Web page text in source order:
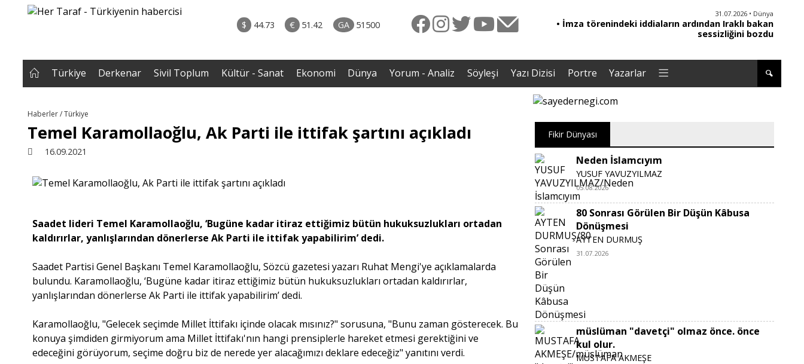
$ 44.73 € 51.42 GA 51500
- Analiz
• ERZENGİZ: Kaybettiğimiz İç Dünyanın Romanı / Davut
Gazi Benli
31.07.2026 • Dünya
• İmza törenindeki iddiaların ardından Iraklı bakan
sessizliğini bozdu
30.07.2026 • Türkiye
• Gelecek Partisi siyasi faaliyetlerini sonlandırdı
Türkiye Derkenar Sivil Toplum Kültür - Sanat Ekonomi Dünya Yorum - Analiz Söyleşi Yazı Dizisi Portre Yazarlar
Haberler / Türkiye
Temel Karamollaoğlu, Ak Parti ile ittifak şartını açıkladı
16.09.2021
Saadet lideri Temel Karamollaoğlu, ‘Bugüne kadar itiraz ettiğimiz bütün hukuksuzlukları ortadan
kaldırırlar, yanlışlarından dönerlerse Ak Parti ile ittifak yapabilirim’ dedi.
Saadet Partisi Genel Başkanı Temel Karamollaoğlu, Sözcü gazetesi yazarı Ruhat Mengi'ye açıklamalarda
bulundu. Karamollaoğlu, ‘Bugüne kadar itiraz ettiğimiz bütün hukuksuzlukları ortadan kaldırırlar,
yanlışlarından dönerlerse Ak Parti ile ittifak yapabilirim’ dedi.
Karamollaoğlu, "Gelecek seçimde Millet İttifakı içinde olacak mısınız?" sorusuna, "Bunu zaman gösterecek. Bu
konuya şimdiden girmiyorum ama Millet İttifakı'nın hangi prensiplerle hareket etmesi gerektiğini ve
edeceğini görüyorum, seçime doğru biz de nerede yer alacağımızı deklare edeceğiz" yanıtını verdi.
Fikir Dünyası
Neden İslamcıyım
YUSUF YAVUZYILMAZ
05.08.2026
80 Sonrası Görülen Bir Düşün Kâbusa
Dönüşmesi
AYTEN DURMUŞ
31.07.2026
müslüman "davetçi" olmaz önce. önce
kul olur.
MUSTAFA AKMEŞE